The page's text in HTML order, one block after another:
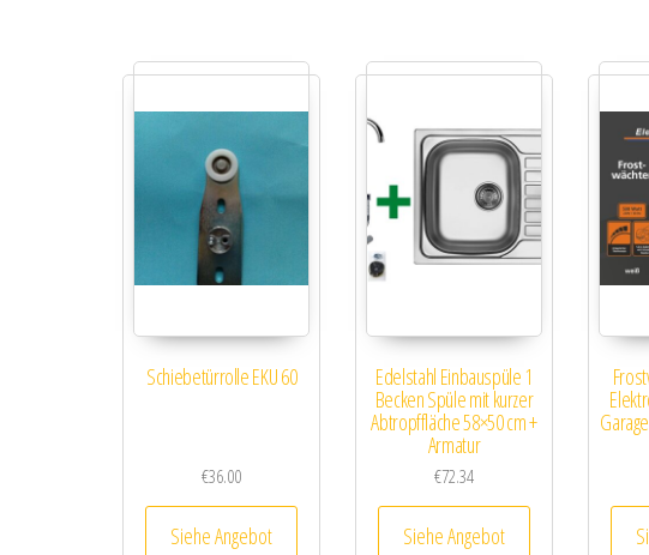
Schiebetürrolle EKU 60
€36.00
Siehe Angebot
Edelstahl Einbauspüle 1
Becken Spüle mit kurzer
Abtropffläche 58×50 cm +
Armatur
€72.34
Siehe Angebot